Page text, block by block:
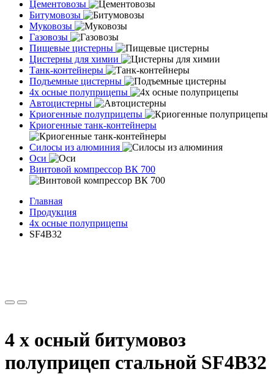
Цементовозы
Битумовозы
Муковозы
Газовозы
Пищевые цистерны
Цистерны для химии
Танк-контейнеры
Подъемные цистерны
4х осные полуприцепы
Автоцистерны
Криогенные полуприцепы
Криогенные танк-контейнеры
Силосы из алюминия
Оси
Винтовой компрессор ВК 700
Главная
Продукция
4х осные полуприцепы
SF4B32
4 х осный битумовоз
полуприцеп стальной SF4B32